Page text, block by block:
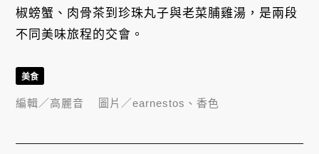
椒螃蟹、肉骨茶到珍珠丸子與老菜脯雞湯，是兩段
不同美味旅程的交會。
美食
編輯／高麗音 圖片／earnestos、香色